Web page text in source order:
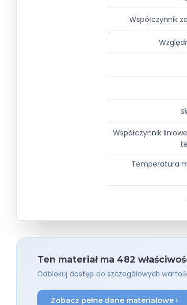
Współczynnik
Współczynnik
Temperatura
Ten materiał ma 482
Odblokuj dostęp do szczegółowych
Zobacz pełne dane materiałowe ›